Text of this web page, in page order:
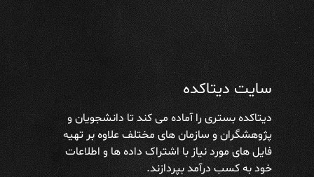
سایت دیتاکده
دیتاکده بستری را آماده می کند تا دانشجویان و
پژوهشگران و سازمان های مختلف علاوه بر تهیه
فایل های مورد نیاز با اشتراک داده ها و اطلاعات
خود به کسب درآمد بپردازند.